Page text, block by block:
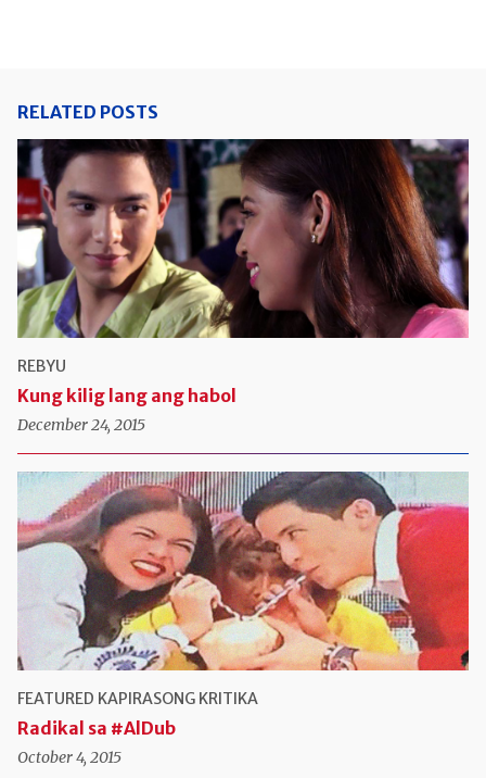
RELATED POSTS
REBYU
Kung kilig lang ang habol
December 24, 2015
FEATURED KAPIRASONG KRITIKA
Radikal sa #AlDub
October 4, 2015